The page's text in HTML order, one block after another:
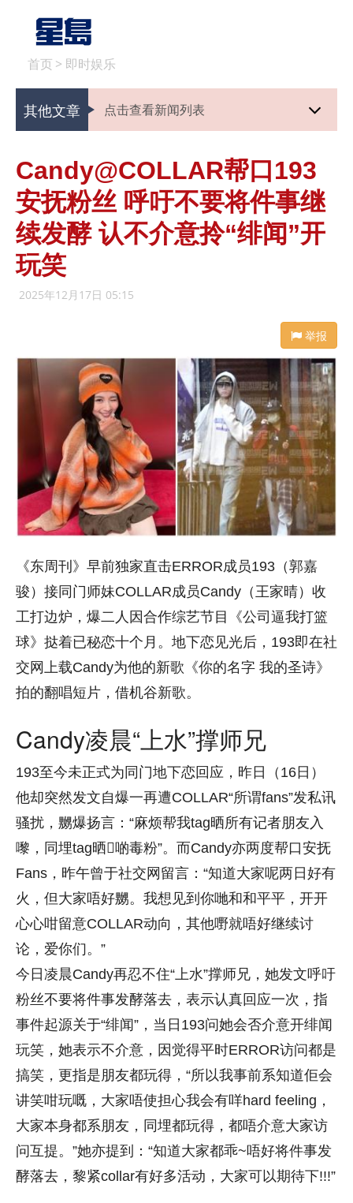
首页 > 即时娱乐
其他文章 点击查看新闻列表
Candy@COLLAR帮口193
安抚粉丝 呼吁不要将件事继
续发酵 认不介意拎“绯闻”开
玩笑
2025年12月17日 05:15
举报
《东周刊》早前独家直击ERROR成员193（郭嘉
骏）接同门师妹COLLAR成员Candy（王家晴）收
工打边炉，爆二人因合作综艺节目《公司逼我打篮
球》挞着已秘恋十个月。地下恋见光后，193即在社
交网上载Candy为他的新歌《你的名字 我的圣诗》
拍的翻唱短片，借机谷新歌。
Candy凌晨“上水”撑师兄
193至今未正式为同门地下恋回应，昨日（16日）
他却突然发文自爆一再遭COLLAR“所谓fans”发私讯
骚扰，嬲爆扬言：“麻烦帮我tag晒所有记者朋友入
嚟，同埋tag晒𠮶啲毒粉”。而Candy亦两度帮口安抚
Fans，昨午曾于社交网留言：“知道大家呢两日好有
火，但大家唔好嬲。我想见到你哋和和平平，开开
心心咁留意COLLAR动向，其他嘢就唔好继续讨
论，爱你们。”
今日凌晨Candy再忍不住“上水”撑师兄，她发文呼吁
粉丝不要将件事发酵落去，表示认真回应一次，指
事件起源关于“绯闻”，当日193问她会否介意开绯闻
玩笑，她表示不介意，因觉得平时ERROR访问都是
搞笑，更指是朋友都玩得，“所以我事前系知道佢会
讲笑咁玩嘅，大家唔使担心我会有咩hard feeling，
大家本身都系朋友，同埋都玩得，都唔介意大家访
问互提。”她亦提到：“知道大家都乖~唔好将件事发
酵落去，黎紧collar有好多活动，大家可以期待下!!!”